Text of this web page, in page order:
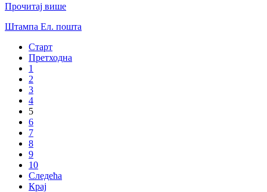
Прочитај више
Штампа Ел. пошта
Старт
Претходна
1
2
3
4
5
6
7
8
9
10
Следећа
Крај